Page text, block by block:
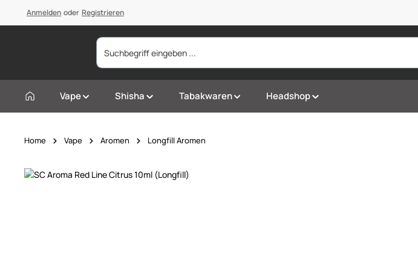
Zur Hauptnavigation springen
Anmelden oder Registrieren
Vape Shisha Tabakwaren Headshop
Home Vape Aromen Longfill Aromen
Bildergalerie überspringen